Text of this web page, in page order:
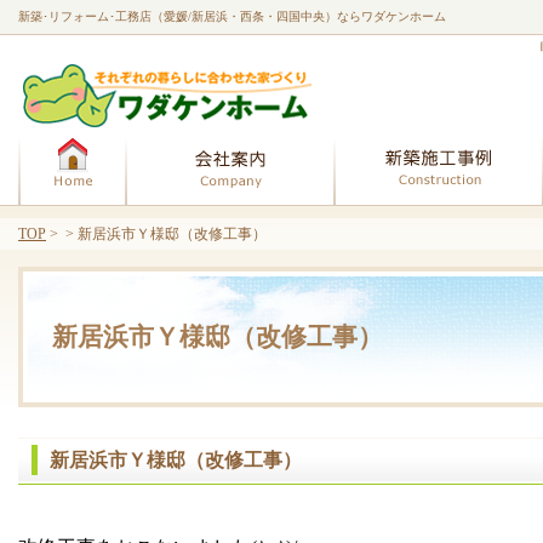
新居浜市Ｙ様邸（改修工事）
新築･リフォーム･工務店（愛媛/新居浜・西条・四国中央）ならワダケンホーム
新居浜市Ｙ様邸（改修工事）
TOP > > 新居浜市Ｙ様邸（改修工事）